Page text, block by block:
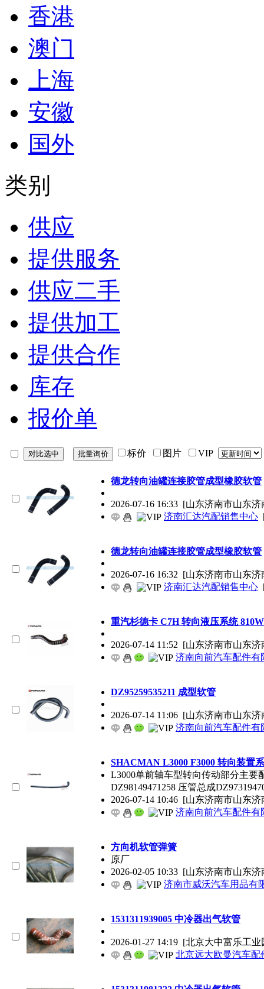
香港
澳门
上海
安徽
国外
类别
供应
提供服务
供应二手
提供加工
提供合作
库存
报价单
标价 图片 VIP
德龙转向油罐连接胶管成型橡胶软管
2026-07-16 16:33 [山东济南市山东
济南汇达汽配销售中心
德龙转向油罐连接胶管成型橡胶软管
2026-07-16 16:32 [山东济南市山东
济南汇达汽配销售中心
重汽杉德卡 C7H 转向液压系统
2026-07-14 11:52 [山东济南市山东
济南向前汽车配件有
DZ95259535211 成型软管
2026-07-14 11:06 [山东济南市山东
济南向前汽车配件有
SHACMAN L3000 F3000 转向装置
L3000单前轴车型转向传动部分主要
DZ98149471258 压管总成
2026-07-14 10:46 [山东济南市山东
济南向前汽车配件有
方向机软管弹簧
原厂
2026-02-05 10:33 [山东济南市山东
济南市威沃汽车用品有
1531311939005 中冷器出气软管
2026-01-27 14:19 [北京大中富乐工业
北京远大欧曼汽车配